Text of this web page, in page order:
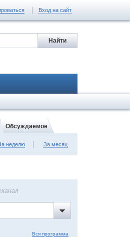
Вход на сайт
Обсуждаемое
неделю За месяц
Вся программа